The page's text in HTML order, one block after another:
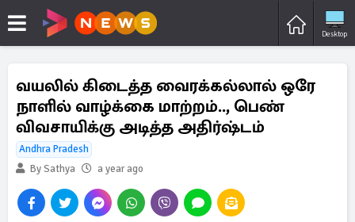
Desktop
வயலில் கிடைத்த வைரக்கல்லால் ஒரே
நாளில் வாழ்க்கை மாற்றம்.., பெண்
விவசாயிக்கு அடித்த அதிர்ஷ்டம்
Andhra Pradesh
By Sathya
a year ago